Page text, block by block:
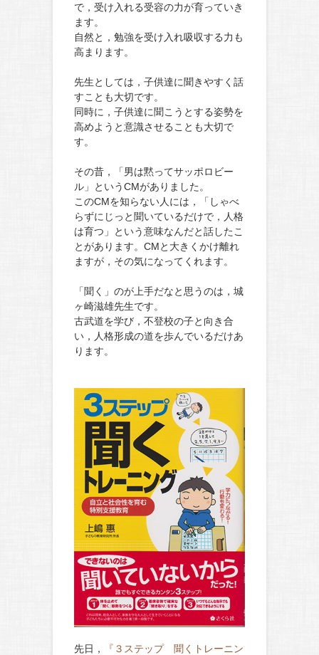
で，受け入れる受容の力が育っていき
ます。
自然と，勉強を受け入れ吸収する力も
高まります。
先生としては，子供達に聞きやすく話
すことも大切です。
同時に，子供達に聞こうとする姿勢を
高めようと意識させることも大切で
す。
その昔，「男は黙ってサッポロビー
ル」というCMがありました。
このCMを知らない人には，「しゃべ
らずにじっと聞いているだけで，人格
は育つ」という意味なんだと話したこ
とがあります。CMと大きくかけ離れ
ますが，その気になってくれます。
「聞く」のが上手だなと思うのは，城
ヶ崎滋雄先生です。
古武道を学び，不登校の子と向き合
い，人格形成の道を歩んでいるだけあ
ります。
先日，
『３ステップ 聞くトレーニン